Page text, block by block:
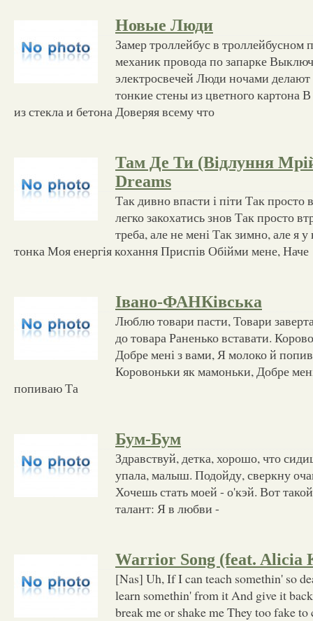
Новые Люди
Замер троллейбус в троллейбусном
механик провода по запарке
электросвечей Люди ночами
тонкие стены из цветного картона
из стекла и бетона Доверяя всему что
Там Де Ти (Відлуння
Dreams
Так дивно впасти і піти Так просто
легко закохатись знов Так просто
треба, але не мені Так зимно, але я у
тонка Моя енергія кохання Приспів Обійми мене, Наче
Івано-ФАНКівська
Люблю товари пасти, Товари
до товара Раненько вставати.
Добре мені з вами, Я молоко й
Коровоньки як мамоньки, Добре
попиваю Та
Бум-Бум
Здравствуй, детка, хорошо, что
упала, малыш. Подойду, сверкну
Хочешь стать моей - о'кэй. Вот
талант: Я в любви -
Warrior Song (feat. Alicia
[Nas] Uh, If I can teach somethin' so
learn somethin' from it And give it
break me or shake me They too fake